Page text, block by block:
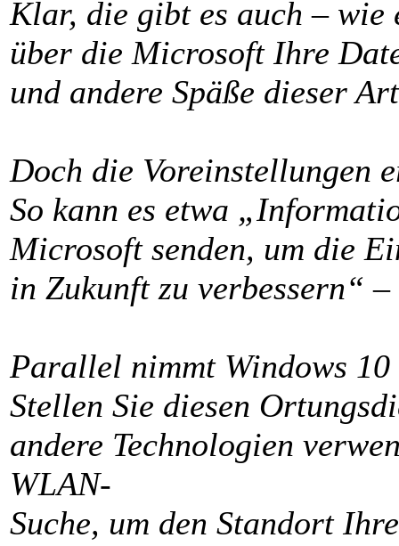
Klar, die gibt es auch – wie
über die Microsoft Ihre
und andere Späße dieser
Doch die Voreinstellungen
So kann es etwa
Microsoft senden, um die
in Zukunft zu verbessern“
Parallel nimmt Windows
Stellen Sie diesen
andere Technologien
WLAN-
Suche, um den Standort